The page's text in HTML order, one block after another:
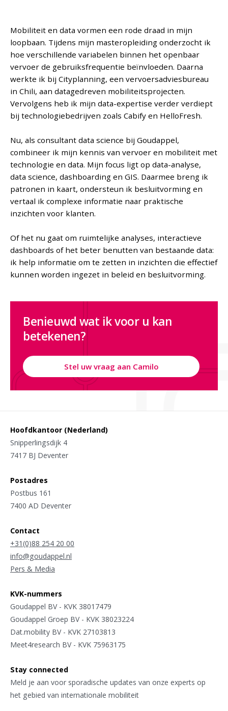
Mobiliteit en data vormen een rode draad in mijn
loopbaan. Tijdens mijn masteropleiding onderzocht ik
hoe verschillende variabelen binnen het openbaar
vervoer de gebruiksfrequentie beïnvloeden. Daarna
werkte ik bij Cityplanning, een vervoersadviesbureau
in Chili, aan datagedreven mobiliteitsprojecten.
Vervolgens heb ik mijn data-expertise verder verdiept
bij technologiebedrijven zoals Cabify en HelloFresh.
Nu, als consultant data science bij Goudappel,
combineer ik mijn kennis van vervoer en mobiliteit met
technologie en data. Mijn focus ligt op data-analyse,
data science, dashboarding en GIS. Daarmee breng ik
patronen in kaart, ondersteun ik besluitvorming en
vertaal ik complexe informatie naar praktische
inzichten voor klanten.
Of het nu gaat om ruimtelijke analyses, interactieve
dashboards of het beter benutten van bestaande data:
ik help informatie om te zetten in inzichten die effectief
kunnen worden ingezet in beleid en besluitvorming.
Benieuwd wat ik voor u kan
betekenen?
Stel uw vraag aan Camilo
Hoofdkantoor (Nederland)
Snipperlingsdijk 4
7417 BJ Deventer
Postadres
Postbus 161
7400 AD Deventer
Contact
+31(0)88 254 20 00
info@goudappel.nl
Pers & Media
KVK-nummers
Goudappel BV - KVK 38017479
Goudappel Groep BV - KVK 38023224
Dat.mobility BV - KVK 27103813
Meet4research BV - KVK 75963175
Stay connected
Meld je aan voor sporadische updates van onze experts op
het gebied van internationale mobiliteit